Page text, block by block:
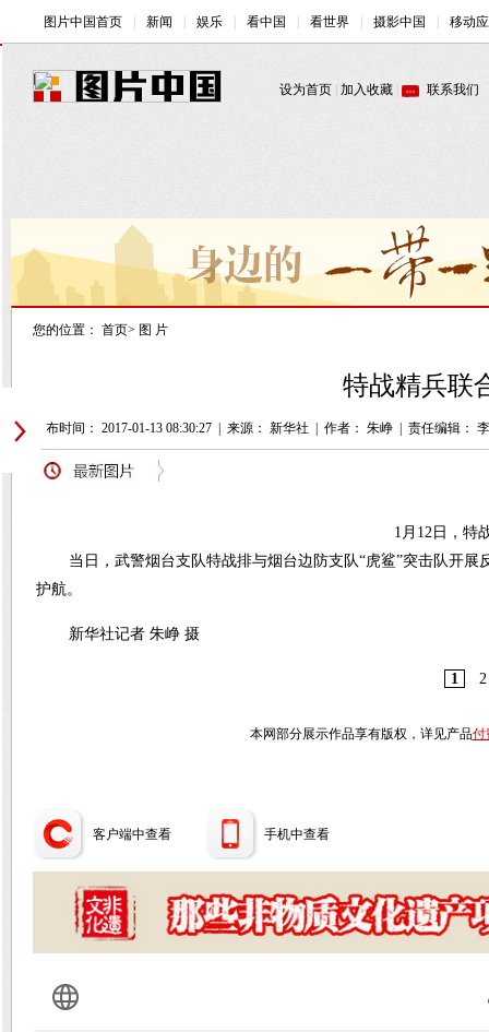
您的位置： 首页> 图 片
特战精兵联
发布时间： 2017-01-13 08:30:27 来源： 新华社 作者： 朱峥 责任编辑：
1月12日，特战
当日，武警烟台支队特战排与烟台边防支队“虎鲨”突击队开
护航。
新华社记者 朱峥 摄
1 2
本网部分展示作品享有版权，详见产品付
客户端中查看 手机中查看